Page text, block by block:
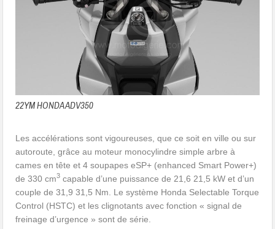
22YM HONDA ADV350
Les accélérations sont vigoureuses, que ce soit en ville ou sur
autoroute, grâce au moteur monocylindre simple arbre à
cames en tête et 4 soupapes eSP+ (enhanced Smart Power+)
de 330 cm3 capable d’une puissance de 21,6 21,5 kW et d’un
couple de 31,9 31,5 Nm. Le système Honda Selectable Torque
Control (HSTC) et les clignotants avec fonction « signal de
freinage d’urgence » sont de série.